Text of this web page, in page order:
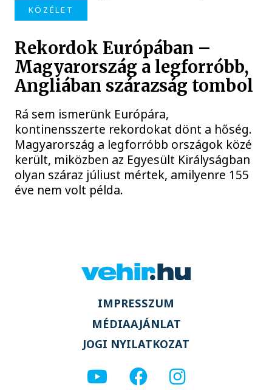
KÖZÉLET
Rekordok Európában –
Magyarország a legforróbb,
Angliában szárazság tombol
Rá sem ismerünk Európára,
kontinensszerte rekordokat dönt a hőség.
Magyarország a legforróbb országok közé
került, miközben az Egyesült Királyságban
olyan száraz júliust mértek, amilyenre 155
éve nem volt példa.
IMPRESSZUM
MÉDIAAJÁNLAT
JOGI NYILATKOZAT